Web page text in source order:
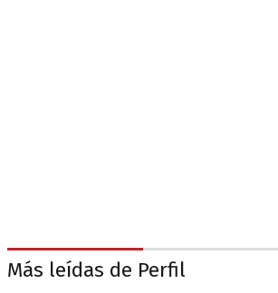
Más leídas de Perfil